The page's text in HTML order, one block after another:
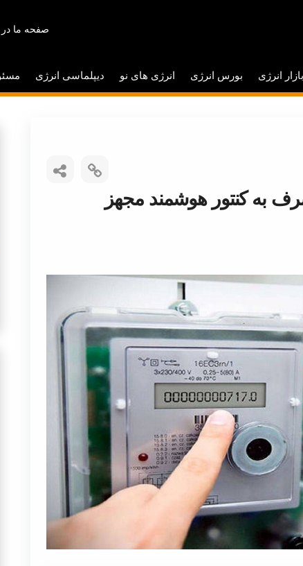
صفحه ما در
بازار انرژی بورس انرژی انرژی های نو دیپلماسی انرژی
به کنتور هوشمند مجهز